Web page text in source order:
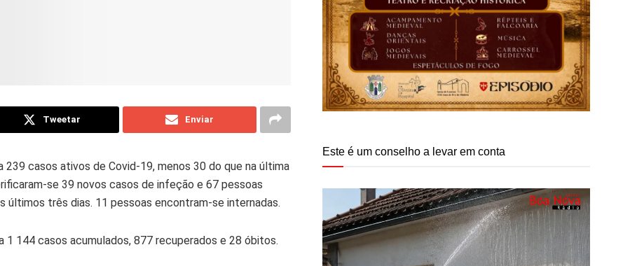
Tweetar Enviar
casos ativos de Covid-19, menos 30 do que na última
se 39 novos casos de infeção e 67 pessoas
últimos três dias. 11 pessoas encontram-se internadas.
144 casos acumulados, 877 recuperados e 28 óbitos.
Este é um conselho a levar em conta